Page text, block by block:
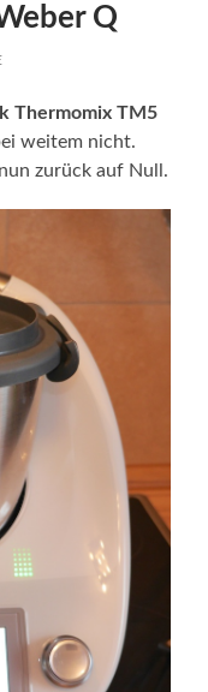
Q
Thermomix TM5
weitem nicht.
zurück auf Null.